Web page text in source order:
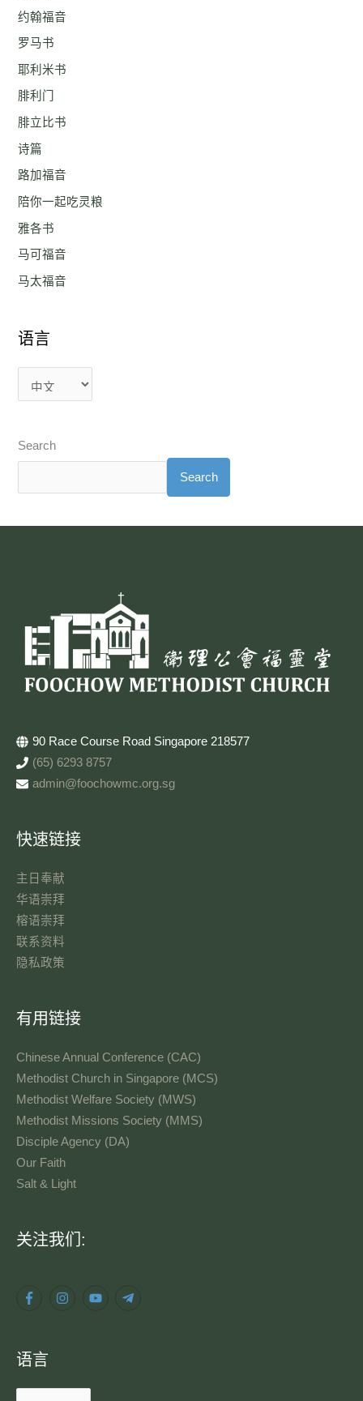
约翰福音
罗马书
耶利米书
腓利门
腓立比书
诗篇
路加福音
陪你一起吃灵粮
雅各书
马可福音
马太福音
语言
Search
Search
90 Race Course Road Singapore 218577
(65) 6293 8757
admin@foochowmc.org.sg
快速链接
主日奉献​
华语崇拜
榕语崇拜
联系资料​
隐私政策
有用链接
Chinese Annual Conference (CAC)
Methodist Church in Singapore (MCS)
Methodist Welfare Society (MWS)
Methodist Missions Society (MMS)
Disciple Agency (DA)
Our Faith
Salt & Light
关注我们:
语言
语